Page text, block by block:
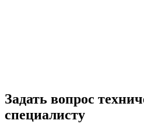
Задать вопрос
специалисту